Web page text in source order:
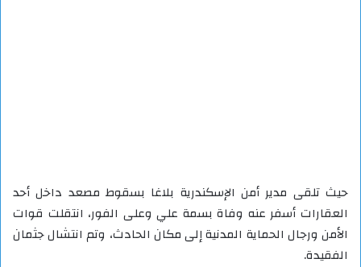
حيث تلقى مدير أمن الإسكندرية بلاغا بسقوط مصعد داخل أحد
العقارات أسفر عنه وفاة بسمة علي وعلى الفور، انتقلت قوات
الأمن ورجال الحماية المدنية إلى مكان الحادث، وتم انتشال جثمان
الفقيدة.